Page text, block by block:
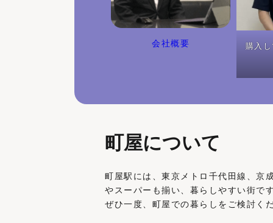
会社概要 購入
町屋について
町屋駅には、東京メトロ千代田線、京
やスーパーも揃い、暮らしやすい街で
ぜひ一度、町屋での暮らしをご検討く